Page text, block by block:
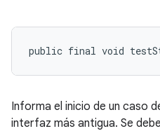
public final void
Informa el inicio de un caso
interfaz más antigua. Se